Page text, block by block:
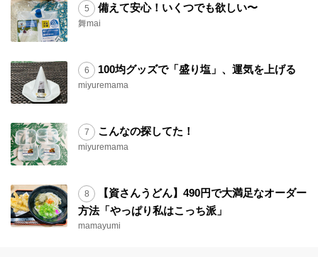
備えて安心！いくつでも欲しい〜
舞mai
100均グッズで「盛り塩」、運気を上げる
miyuremama
こんなの探してた！
miyuremama
【資さんうどん】490円で大満足なオーダー
方法「やっぱり私はこっち派」
mamayumi